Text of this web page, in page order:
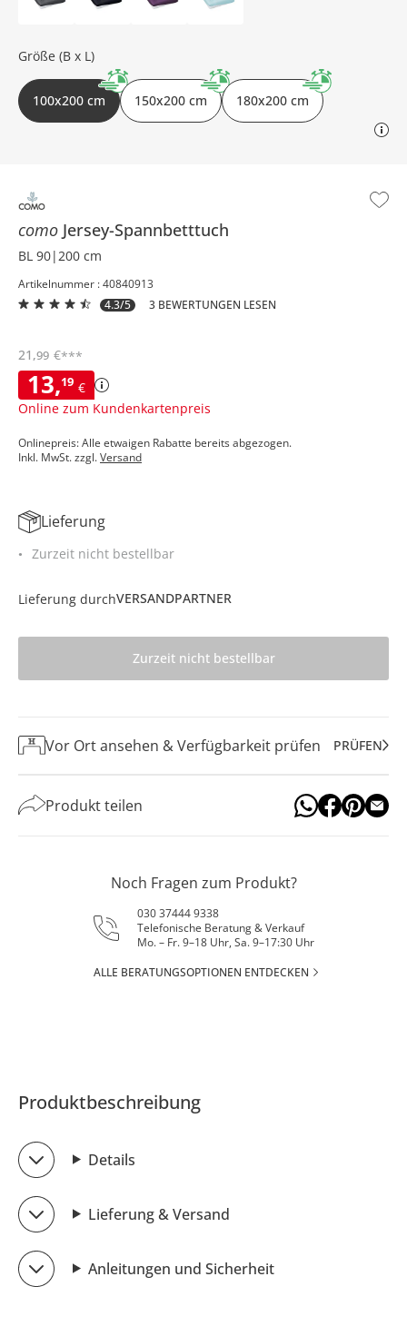
como Jersey-Spannbetttuch
BL 90|200 cm
Artikelnummer : 40840913
4.3/5
3 BEWERTUNGEN LESEN
13,19 €
Online zum Kundenkartenpreis
21 ,99 €***
Onlinepreis: Alle etwaigen Rabatte bereits abgezogen.
Inkl. MwSt. zzgl.Versand
Größe (B x L)
100x200 cm 150x200 cm 180x200 cm
Lieferung
Zurzeit nicht bestellbar
Lieferung durchVERSANDPARTNER
Zurzeit nicht bestellbar
Vor Ort ansehen & Verfügbarkeit prüfen PRÜFEN
Produkt teilen
Noch Fragen zum Produkt?
030 37444 9338
Telefonische Beratung & Verkauf
Mo. – Fr. 9–18 Uhr, Sa. 9–17:30 Uhr
ALLE BERATUNGSOPTIONEN ENTDECKEN
Produktbeschreibung
Details
Lieferung & Versand
Anleitungen und Sicherheit